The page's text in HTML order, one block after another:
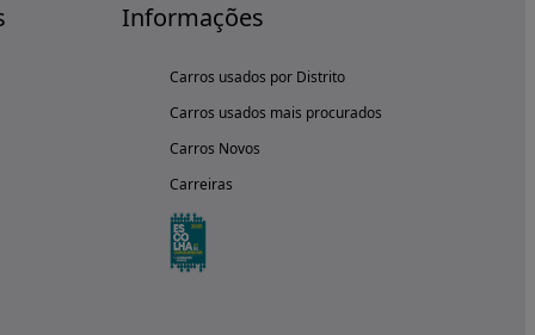
Informações
Carros usados por Distrito
Carros usados mais procurados
Carros Novos
Carreiras